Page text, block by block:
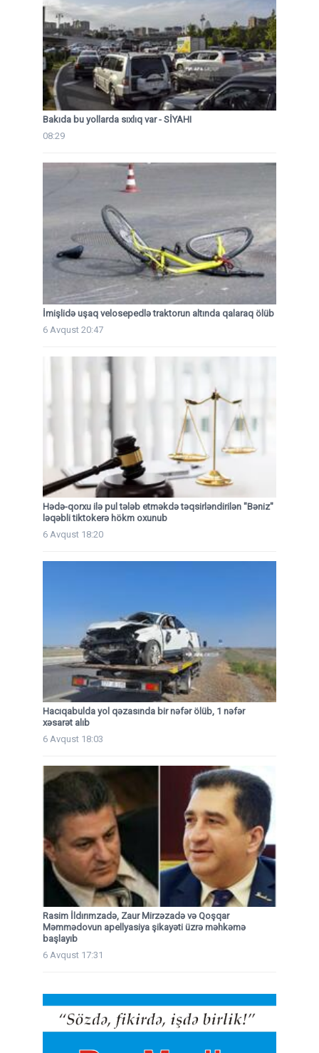
Bakıda bu yollarda sıxlıq var - SİYAHI
08:29
İmişlidə uşaq velosepedlə traktorun altında qalaraq ölüb
6 Avqust 20:47
Hədə-qorxu ilə pul tələb etməkdə təqsirləndirilən "Bəniz"
ləqəbli tiktokerə hökm oxunub
6 Avqust 18:20
Hacıqabulda yol qəzasında bir nəfər ölüb, 1 nəfər
xəsarət alıb
6 Avqust 18:03
Rasim İldırımzadə, Zaur Mirzəzadə və Qoşqar
Məmmədovun apellyasiya şikayəti üzrə məhkəmə
başlayıb
6 Avqust 17:31